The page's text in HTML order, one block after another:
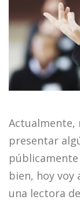
Actualmente,
presentar
públicamente
bien, hoy voy
una lectora